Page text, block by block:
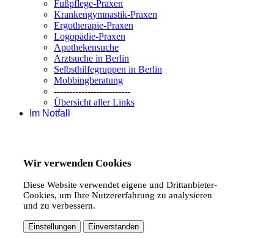
Fußpflege-Praxen
Krankengymnastik-Praxen
Ergotherapie-Praxen
Logopädie-Praxen
Apothekensuche
Arztsuche in Berlin
Selbsthilfegruppen in Berlin
Mobbingberatung
-------------------------
Übersicht aller Links
Im Notfall
Wir verwenden Cookies
Diese Website verwendet eigene und Drittanbieter-
Cookies, um Ihre Nutzererfahrung zu analysieren
und zu verbessern.
Einstellungen Einverstanden